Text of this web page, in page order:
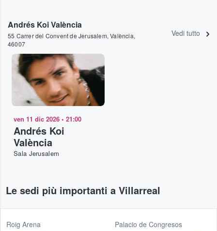
Andrés Koi València
55 Carrer del Convent de Jerusalem, València,
46007
Vedi tutto
ven 11 dic 2026 • 21:00
Andrés Koi
València
Sala Jerusalem
Le sedi più importanti a Villarreal
Roig Arena
Palacio de Congresos